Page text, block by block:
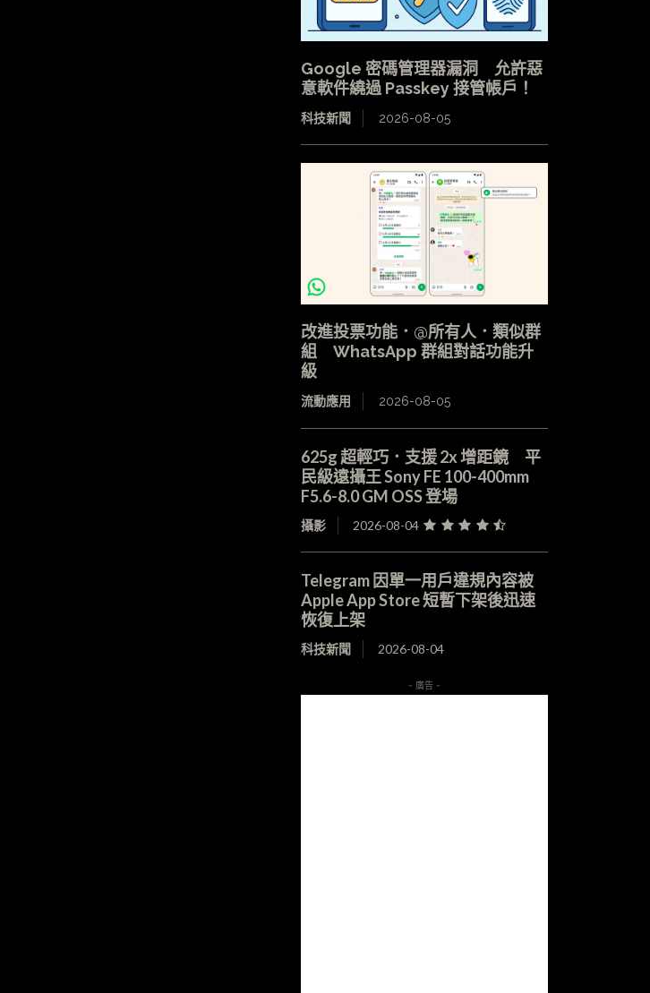
Google 密碼管理器漏洞 允許惡
意軟件繞過 Passkey 接管帳戶！
科技新聞 2026-08-05
改進投票功能．@所有人．類似群
組 WhatsApp 群組對話功能升
級
流動應用 2026-08-05
625g 超輕巧．支援 2x 增距鏡 平
民級遠攝王 Sony FE 100-400mm
F5.6-8.0 GM OSS 登場
攝影 2026-08-04
Telegram 因單一用戶違規內容被
Apple App Store 短暫下架後迅速
恢復上架
科技新聞 2026-08-04
- 廣告 -